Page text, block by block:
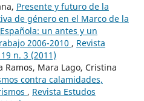
Presente y futuro de la
de género en el Marco de la
un antes y un
2006-2010 , Revista
n. 3 (2011)
Ramos, Mara Lago, Cristina
contra calamidades,
, Revista Estudos